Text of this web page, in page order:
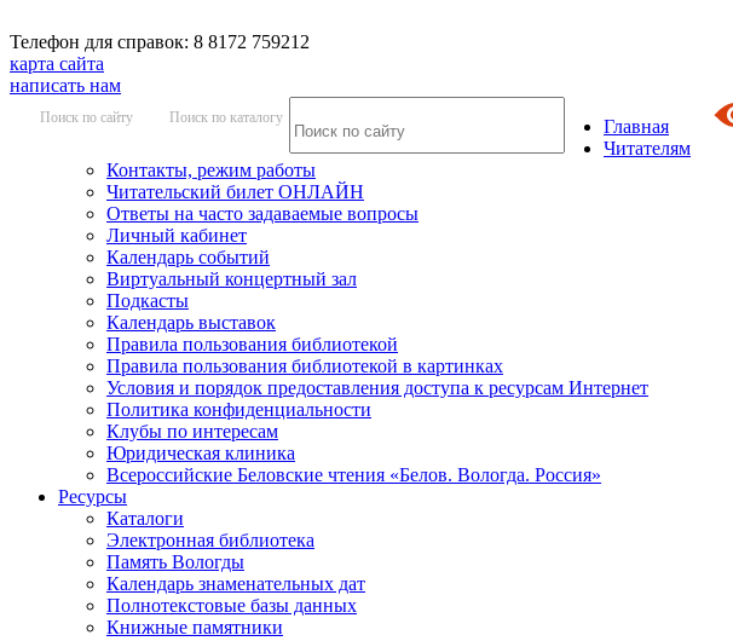
Телефон для справок: 8 8172 759212
карта сайта
написать нам
Поиск по сайту Поиск по каталогу
Главная
Читателям
Контакты, режим работы
Читательский билет ОНЛАЙН
Ответы на часто задаваемые вопросы
Личный кабинет
Календарь событий
Виртуальный концертный зал
Подкасты
Календарь выставок
Правила пользования библиотекой
Правила пользования библиотекой в картинках
Условия и порядок предоставления доступа к ресурсам Интернет
Политика конфиденциальности
Клубы по интересам
Юридическая клиника
Всероссийские Беловские чтения «Белов. Вологда. Россия»
Ресурсы
Каталоги
Электронная библиотека
Память Вологды
Календарь знаменательных дат
Полнотекстовые базы данных
Книжные памятники